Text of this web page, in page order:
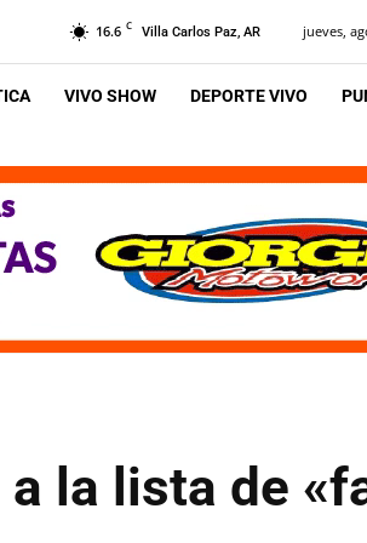
16.6 C Villa Carlos Paz, AR jueves,
VIVO SHOW DEPORTE VIVO
la lista de